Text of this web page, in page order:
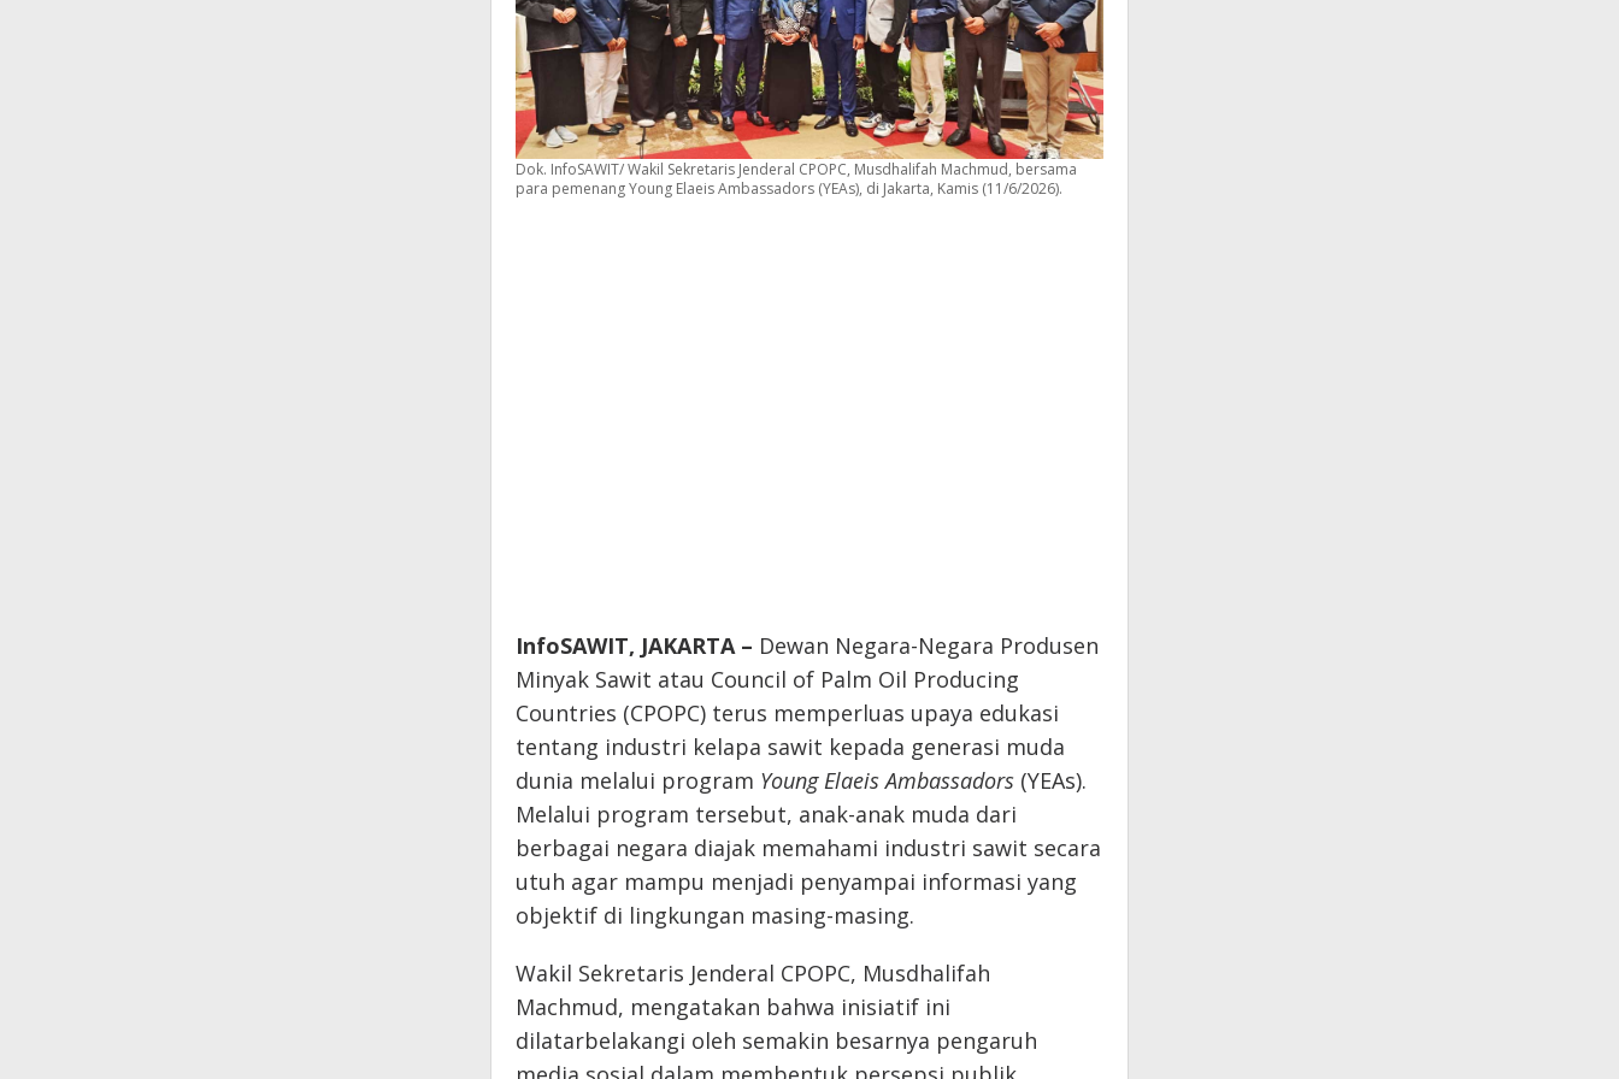
Dok. InfoSAWIT/ Wakil Sekretaris Jenderal CPOPC, Musdhalifah Machmud, bersama
para pemenang Young Elaeis Ambassadors (YEAs), di Jakarta, Kamis (11/6/2026).
InfoSAWIT, JAKARTA – Dewan Negara-Negara Produsen
Minyak Sawit atau Council of Palm Oil Producing
Countries (CPOPC) terus memperluas upaya edukasi
tentang industri kelapa sawit kepada generasi muda
dunia melalui program Young Elaeis Ambassadors (YEAs).
Melalui program tersebut, anak-anak muda dari
berbagai negara diajak memahami industri sawit secara
utuh agar mampu menjadi penyampai informasi yang
objektif di lingkungan masing-masing.
Wakil Sekretaris Jenderal CPOPC, Musdhalifah
Machmud, mengatakan bahwa inisiatif ini
dilatarbelakangi oleh semakin besarnya pengaruh